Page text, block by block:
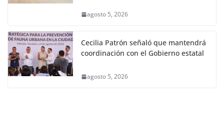
agosto 5, 2026
Cecilia Patrón señaló que mantendrá
coordinación con el Gobierno estatal
agosto 5, 2026